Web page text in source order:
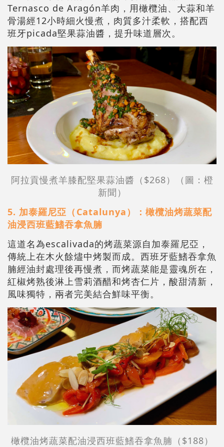
Ternasco de Aragón羊肉，用橄欖油、大蒜和羊
骨湯經12小時細火慢煮，肉質多汁柔軟，搭配西
班牙picada堅果蒜油醬，提升味道層次。
阿拉貢慢煮羊膝配堅果蒜油醬（$268）（圖：橙
新聞）
5. 加泰羅尼亞（⁠Catalunya）：橄欖油烤蔬菜配
油浸西班藍鰭吞拿魚腩
這道名為escalivada的烤蔬菜源自加泰羅尼亞，
傳統上在木火餘燼中烤製而成。西班牙藍鰭吞拿魚
腩經油封處理後再慢煮，而烤蔬菜能是靈魂所在，
紅椒烤熟後淋上雪莉酒醋和烤杏仁片，酸甜清新，
風味獨特，兩者完美結合鮮味平衡。
橄欖油烤蔬菜配油浸西班藍鰭吞拿魚腩（$188）